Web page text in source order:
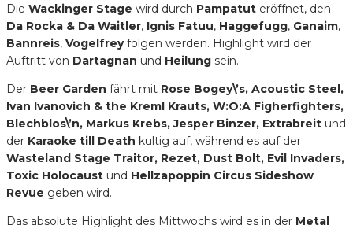
Die Wackinger Stage wird durch Pampatut eröffnet, den
Da Rocka & Da Waitler, Ignis Fatuu, Haggefugg, Ganaim,
Bannreis, Vogelfreyfolgen werden. Highlight wird der
Auftritt von Dartagnan und Heilung sein.
Der Beer Garden fährt mit Rose Bogey\’s, Acoustic Steel,
Ivan Ivanovich & the Kreml Krauts, W:O:A Figherfighters,
Blechblos\’n, Markus Krebs, Jesper Binzer, Extrabreit und
der Karaoke till Death kultig auf, während es auf der
Wasteland Stage Traitor, Rezet, Dust Bolt, Evil Invaders,
Toxic Holocaust und Hellzapoppin Circus Sideshow
Revue geben wird.
Das absolute Highlight des Mittwochs wird es in der Metal